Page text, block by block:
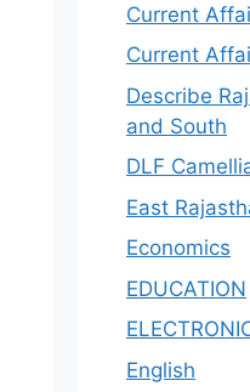
Current
Current
Describe
and South
DLF
East
Economics
EDUCATION
English